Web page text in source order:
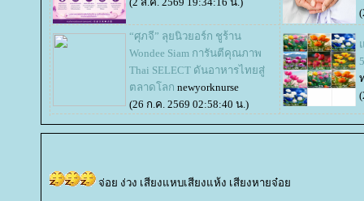
“ศุภจี” ลุยนิวยอร์ก ชูร้าน
Wondee Siam การันตีคุณภาพ
Thai SELECT ดันอาหารไทยสู่
ตลาดโลก newyorknurse
(26 ก.ค. 2569 02:58:40 น.)
จ่อย ง่วง เสียงแหบเสียงแห้ง เสียงหายจ๋อ